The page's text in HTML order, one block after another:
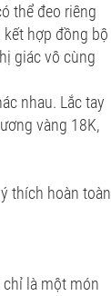
thể đeo riêng
hợp đồng bộ
giác vô cùng
nhau. Lắc tay
vàng 18K,
thích hoàn toàn
chỉ là một món